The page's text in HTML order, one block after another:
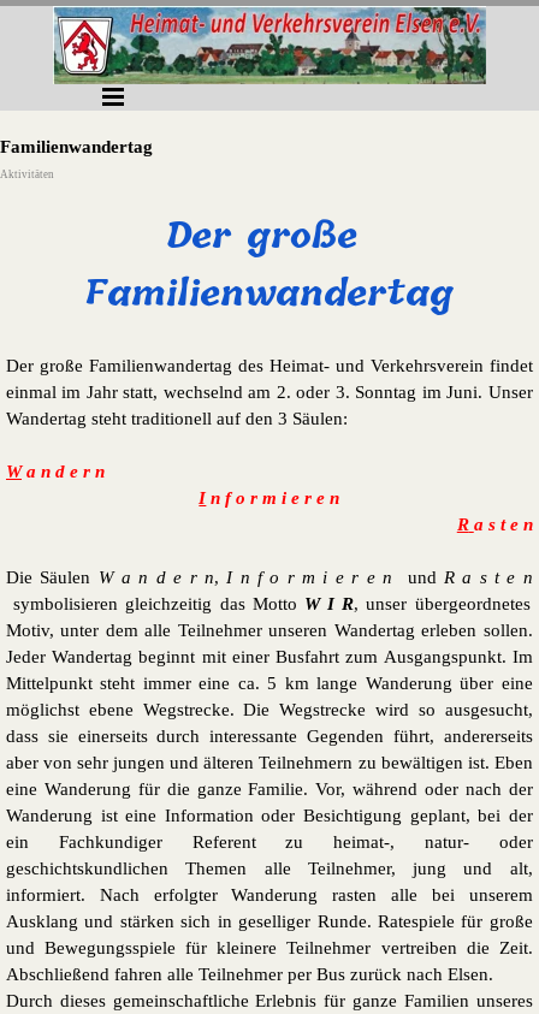
Direkt zum Seiteninhalt
Menü überspringen
Familienwandertag
Aktivitäten
Der große
Familienwandertag
Der große Familienwandertag des Heimat- und Verkehrsverein findet
einmal im Jahr statt, wechselnd am 2. oder 3. Sonntag im Juni. Unser
Wandertag steht traditionell auf den 3 Säulen:
W a n d e r n
I n f o r m i e r e n
R a s t e n
Die Säulen W a n d e r n, I n f o r m i e r e n und R a s t e n
symbolisieren gleichzeitig das Motto W I R, unser übergeordnetes
Motiv, unter dem alle Teilnehmer unseren Wandertag erleben sollen.
Jeder Wandertag beginnt mit einer Busfahrt zum Ausgangspunkt. Im
Mittelpunkt steht immer eine ca. 5 km lange Wanderung über eine
möglichst ebene Wegstrecke. Die Wegstrecke wird so ausgesucht,
dass sie einerseits durch interessante Gegenden führt, andererseits
aber von sehr jungen und älteren Teilnehmern zu bewältigen ist. Eben
eine Wanderung für die ganze Familie. Vor, während oder nach der
Wanderung ist eine Information oder Besichtigung geplant, bei der
ein Fachkundiger Referent zu heimat-, natur- oder
geschichtskundlichen Themen alle Teilnehmer, jung und alt,
informiert. Nach erfolgter Wanderung rasten alle bei unserem
Ausklang und stärken sich in geselliger Runde. Ratespiele für große
und Bewegungsspiele für kleinere Teilnehmer vertreiben die Zeit.
Abschließend fahren alle Teilnehmer per Bus zurück nach Elsen.
Durch dieses gemeinschaftliche Erlebnis für ganze Familien unseres